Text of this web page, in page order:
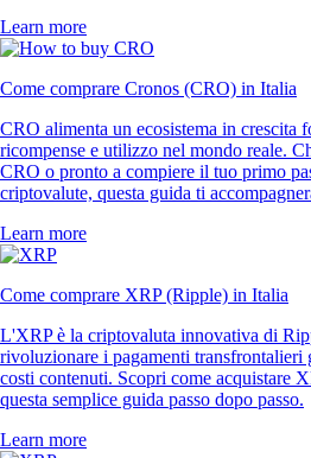
Learn more
Come comprare Cronos (CRO) in Italia
CRO alimenta un ecosistema in crescita
ricompense e utilizzo nel mondo reale.
CRO o pronto a compiere il tuo primo
criptovalute, questa guida ti
Learn more
Come comprare XRP (Ripple) in Italia
L'XRP è la criptovaluta innovativa di
rivoluzionare i pagamenti transfrontalieri
costi contenuti. Scopri come acquistare
questa semplice guida passo dopo passo.
Learn more